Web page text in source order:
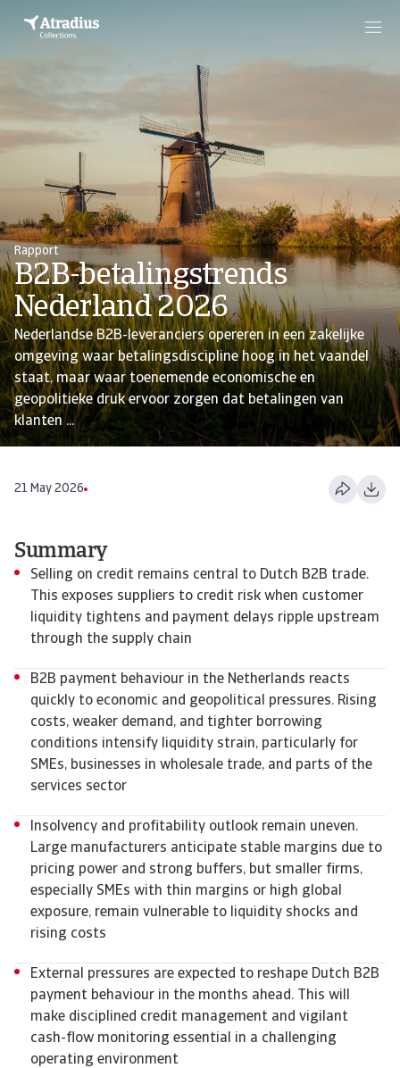
Rapport
B2B-betalingstrends
Nederland 2026
Nederlandse B2B-leveranciers opereren in een zakelijke
omgeving waar betalingsdiscipline hoog in het vaandel
staat, maar waar toenemende economische en
geopolitieke druk ervoor zorgen dat betalingen van
klanten ...
21 May 2026
Summary
Selling on credit remains central to Dutch B2B trade.
This exposes suppliers to credit risk when customer
liquidity tightens and payment delays ripple upstream
through the supply chain
B2B payment behaviour in the Netherlands reacts
quickly to economic and geopolitical pressures. Rising
costs, weaker demand, and tighter borrowing
conditions intensify liquidity strain, particularly for
SMEs, businesses in wholesale trade, and parts of the
services sector
Insolvency and profitability outlook remain uneven.
Large manufacturers anticipate stable margins due to
pricing power and strong buffers, but smaller firms,
especially SMEs with thin margins or high global
exposure, remain vulnerable to liquidity shocks and
rising costs
External pressures are expected to reshape Dutch B2B
payment behaviour in the months ahead. This will
make disciplined credit management and vigilant
cash-flow monitoring essential in a challenging
operating environment